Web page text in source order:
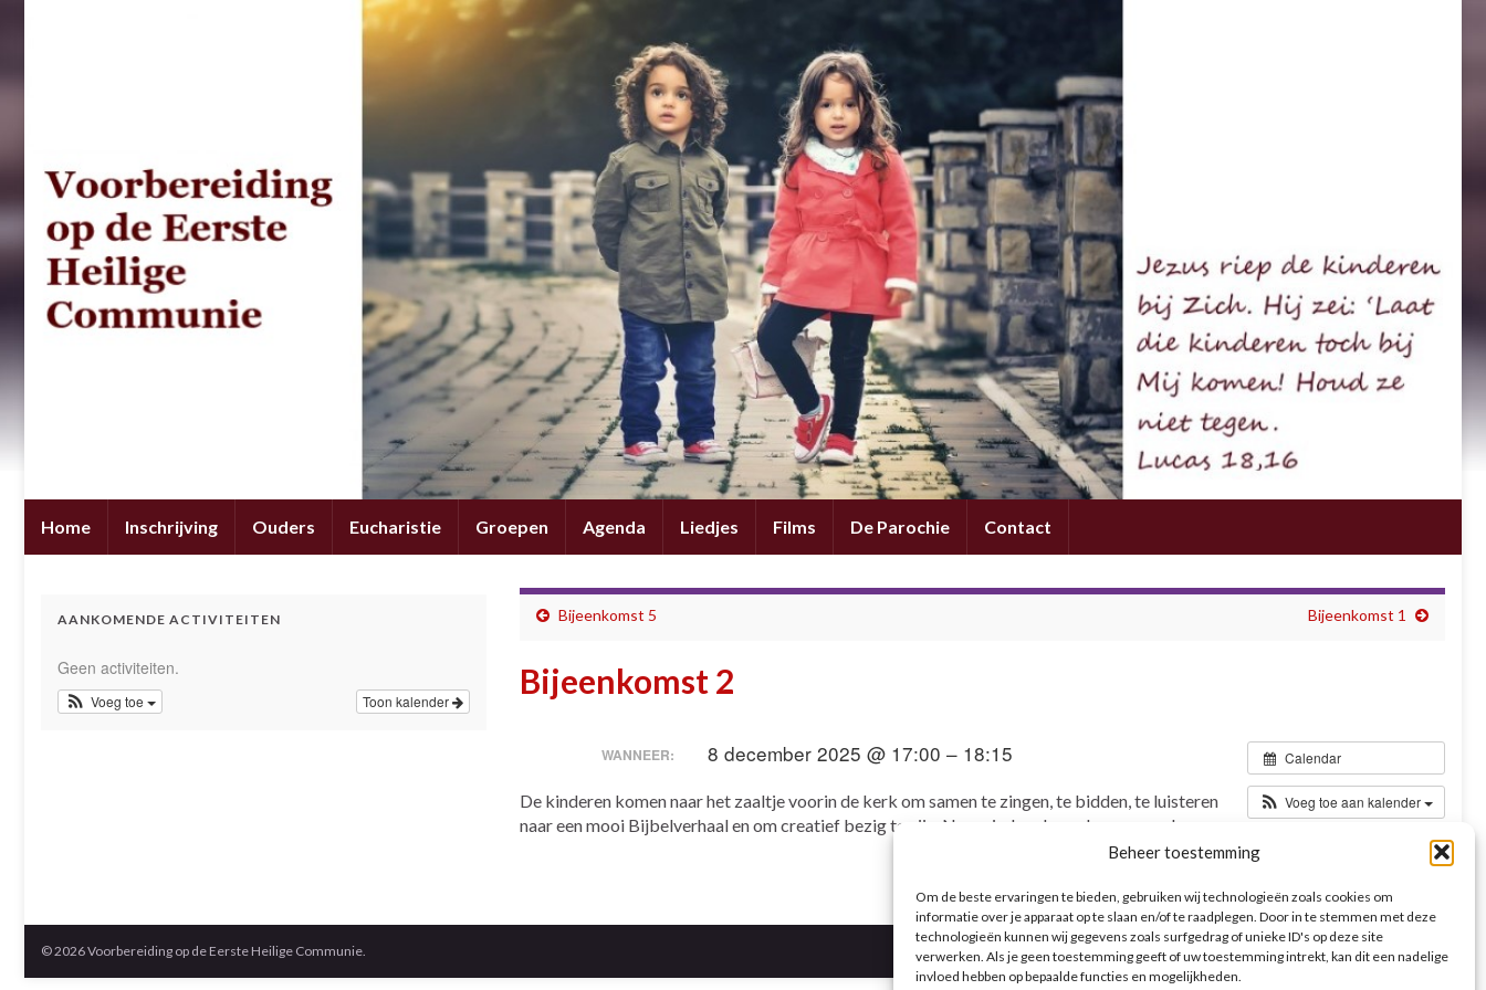
Beheer toestemming
Om de beste ervaringen te bieden, gebruiken wij technologieën zoals cookies om
informatie over je apparaat op te slaan en/of te raadplegen. Door in te stemmen met deze
technologieën kunnen wij gegevens zoals surfgedrag of unieke ID's op deze site
verwerken. Als je geen toestemming geeft of uw toestemming intrekt, kan dit een nadelige
invloed hebben op bepaalde functies en mogelijkheden.
Home Inschrijving Ouders Eucharistie Groepen Agenda Liedjes Films De Parochie Contact
Bijeenkomst 5 Bijeenkomst 1
Bijeenkomst 2
Calendar
Voeg toe aan kalender
WANNEER: 8 december 2025 @ 17:00 – 18:15
De kinderen komen naar het zaaltje voorin de kerk om samen te zingen, te bidden, te luisteren
naar een mooi Bijbelverhaal en om creatief bezig te zijn. Neem iedere keer de map mee!
AANKOMENDE ACTIVITEITEN
Geen activiteiten.
Toon kalender
Voeg toe
© 2026 Voorbereiding op de Eerste Heilige Communie.